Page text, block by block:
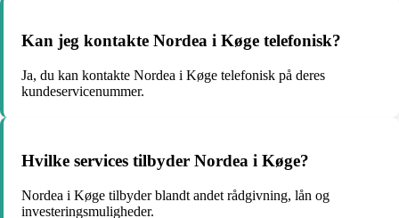
Kan jeg kontakte Nordea i Køge telefonisk?
Ja, du kan kontakte Nordea i Køge telefonisk på deres
kundeservicenummer.
Hvilke services tilbyder Nordea i Køge?
Nordea i Køge tilbyder blandt andet rådgivning, lån og
investeringsmuligheder.